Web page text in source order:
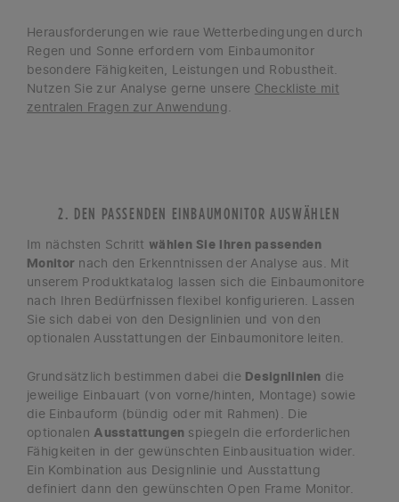
Herausforderungen wie raue Wetterbedingungen durch
Regen und Sonne erfordern vom Einbaumonitor
besondere Fähigkeiten, Leistungen und Robustheit.
Nutzen Sie zur Analyse gerne unsere Checkliste mit
zentralen Fragen zur Anwendung.
2. DEN PASSENDEN EINBAUMONITOR AUSWÄHLEN
Im nächsten Schritt wählen Sie Ihren passenden
Monitor nach den Erkenntnissen der Analyse aus. Mit
unserem Produktkatalog lassen sich die Einbaumonitore
nach Ihren Bedürfnissen flexibel konfigurieren. Lassen
Sie sich dabei von den Designlinien und von den
optionalen Ausstattungen der Einbaumonitore leiten.
Grundsätzlich bestimmen dabei die Designlinien die
jeweilige Einbauart (von vorne/hinten, Montage) sowie
die Einbauform (bündig oder mit Rahmen). Die
optionalen Ausstattungen spiegeln die erforderlichen
Fähigkeiten in der gewünschten Einbausituation wider.
Ein Kombination aus Designlinie und Ausstattung
definiert dann den gewünschten Open Frame Monitor.